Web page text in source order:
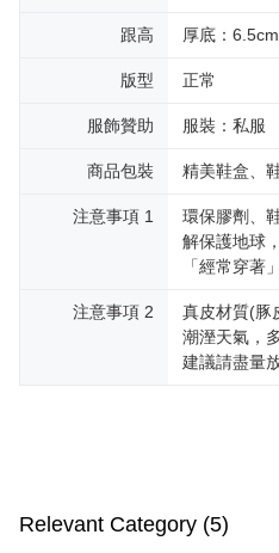
跟高 厚底：6.5cm
版型 正常
服飾贊助 服裝：私服
商品包裝 精美鞋盒、
注意事項 1
環保膠劑、
解保護地球
「經常穿著
注意事項 2
真皮材質(豚
潮溼天氣，
建議請盡量
Relevant Category (5)